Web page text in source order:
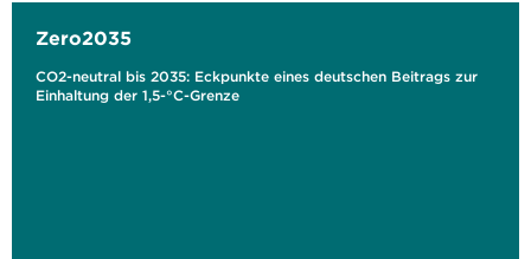
Zero2035
CO2-neutral bis 2035: Eckpunkte eines deutschen Beitrags zur
Einhaltung der 1,5-°C-Grenze